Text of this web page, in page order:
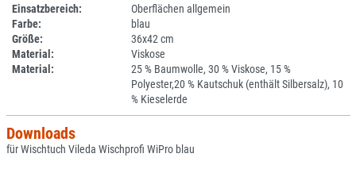
Einsatzbereich:
Oberflächen allgemein
Farbe:
blau
Größe:
36x42 cm
Material:
Viskose
Material:
25 % Baumwolle, 30 % Viskose, 15 %
Polyester,20 % Kautschuk (enthält Silbersalz), 10
% Kieselerde
Downloads
für Wischtuch Vileda Wischprofi WiPro blau